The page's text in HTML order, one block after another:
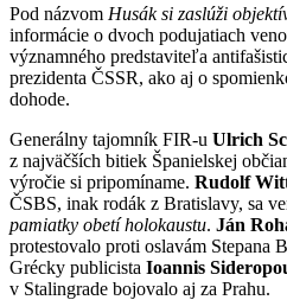
Pod názvom Husák si zaslúži
informácie o dvoch podujatiach
významného predstaviteľa
prezidenta ČSSR, ako aj o
dohode.
Generálny tajomník FIR-u Ulrich
z najväčších bitiek Španielskej
výročie si pripomíname. Rudolf
ČSBS, inak rodák z Bratislavy, sa
pamiatky obetí holokaustu. Ján
protestovalo proti oslavám Stepana
Grécky publicista Ioannis
v Stalingrade bojovalo aj za Prahu.